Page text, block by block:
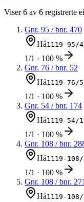
Viser6 av 6 registrerte
Gnr. 95 / bnr. 470
Hå1119-95/
1/1 · 100 %
Gnr. 76 / bnr. 52
Hå1119-76/
1/1 · 100 %
Gnr. 54 / bnr. 174
Hå1119-54/
1/1 · 100 %
Gnr. 108 / bnr.
Hå1119-
1/1 · 100 %
Gnr. 108 / bnr.
Hå1119-